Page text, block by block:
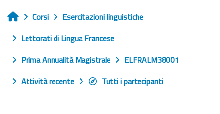
Home
Corsi
Esercitazioni linguistiche
Lettorati di Lingua Francese
Prima Annualità Magistrale
ELFRALM38001
Attività recente
Tutti i partecipanti